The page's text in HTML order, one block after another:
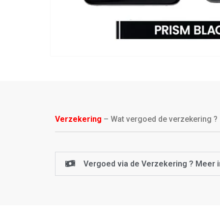
Verzekering – Wat vergoed de verzekering ?
Vergoed via de Verzekering ? Meer